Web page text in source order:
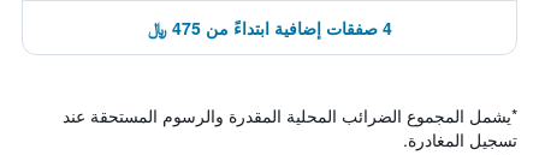
4 صفقات إضافية ابتداءً من 475 ﷼
*يشمل المجموع الضرائب المحلية المقدرة والرسوم المستحقة عند
تسجيل المغادرة.